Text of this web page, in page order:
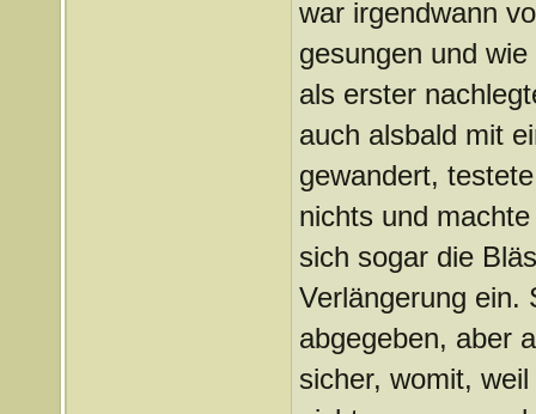
war irgendwann
gesungen und
als erster
auch alsbald mit
gewandert,
nichts und
sich sogar die
Verlängerung ein.
abgegeben, aber
sicher, womit,